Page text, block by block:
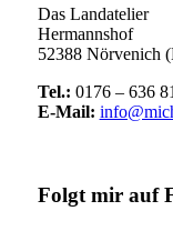
Das Landatelier
Hermannshof
52388 Nörvenich
Tel.: 0176 – 636
E-Mail:
Folgt mir auf